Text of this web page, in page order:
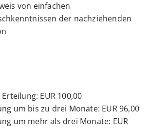
von einfachen
der nachziehenden
EUR 100,00
um bis zu drei Monate: EUR 96,00
um mehr als drei Monate: EUR